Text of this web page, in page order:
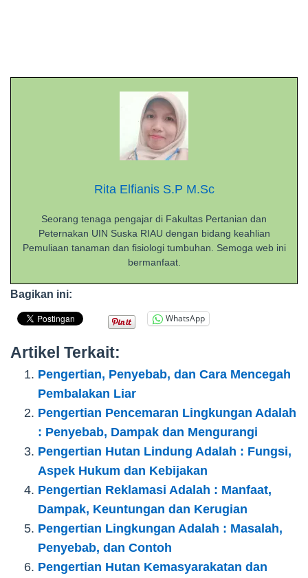
Rita Elfianis S.P M.Sc
Seorang tenaga pengajar di Fakultas Pertanian dan
Peternakan UIN Suska RIAU dengan bidang keahlian
Pemuliaan tanaman dan fisiologi tumbuhan. Semoga web ini
bermanfaat.
Bagikan ini:
WhatsApp
Artikel Terkait:
Pengertian, Penyebab, dan Cara Mencegah
Pembalakan Liar
Pengertian Pencemaran Lingkungan Adalah
: Penyebab, Dampak dan Mengurangi
Pengertian Hutan Lindung Adalah : Fungsi,
Aspek Hukum dan Kebijakan
Pengertian Reklamasi Adalah : Manfaat,
Dampak, Keuntungan dan Kerugian
Pengertian Lingkungan Adalah : Masalah,
Penyebab, dan Contoh
Pengertian Hutan Kemasyarakatan dan